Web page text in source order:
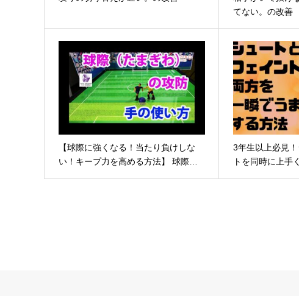
てない。の改善
【球際に強くなる！当たり負けしな
い！キープ力を高める方法】 球際…
3年生以上必見
トを同時に上手